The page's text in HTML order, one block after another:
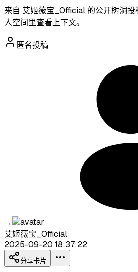
来自 艾姬薇宝_Official 的公开树洞
人空间里查看上下文。
匿名投稿
→
艾姬薇宝_Official
2025-09-20 18:37:22
分享卡片